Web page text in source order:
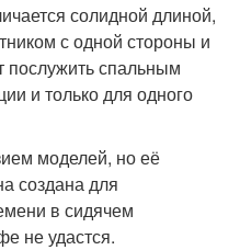
солидной длиной,
с одной стороны и
послужить спальным
и только для одного
моделей, но её
создана для
в сидячем
не удастся.